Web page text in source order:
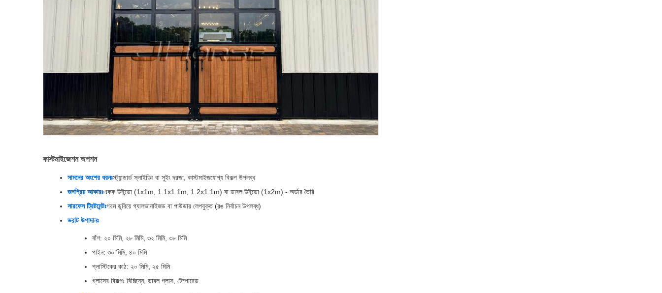
কাস্টমাইজেশন অপশন
সামনের অংশের ধরনঃস্ট্যান্ডার্ড স্লাইডিং বা সুইং দরজা, কাস্টমাইজযোগ্য বিকল্প উপলব্ধ
জনপ্রিয় আকারঃএকক উইন্ডো (1x1m, 1.1x1.1m, 1.2x1.1m) বা ডাবল উইন্ডো (1x2m) - অর্ডার তৈরি
সারফেস ট্রিটমেন্টঃগরম ডুবিয়ে গ্যালভানাইজড বা পাউডার লেপযুক্ত (রঙ নির্বাচন উপলব্ধ)
ভরাট উপাদানঃ
বাঁশ: ২০ মিমি, ২৮ মিমি, ৩২ মিমি, ৩৮ মিমি
পাইন: ৩০ মিমি, ৪০ মিমি
প্লাস্টিকের কাঠ: ২০ মিমি, ২৫ মিমি
গ্লাসের বিকল্পঃ বিচ্ছিন্ন, ডাবল গ্লাস, টেম্পারেড